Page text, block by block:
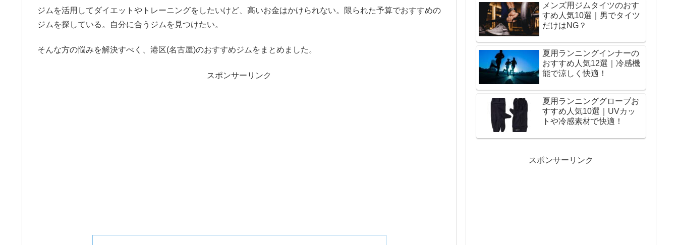
ジムを活用してダイエットやトレーニングをしたいけど、高いお金はかけられない。限られた予算でおすすめの
ジムを探している。自分に合うジムを見つけたい。
そんな方の悩みを解決すべく、港区(名古屋)のおすすめジムをまとめました。
スポンサーリンク
メンズ用ジムタイツのおす
すめ人気10選｜男でタイツ
だけはNG？
夏用ランニングインナーの
おすすめ人気12選｜冷感機
能で涼しく快適！
夏用ランニンググローブお
すすめ人気10選｜UVカッ
トや冷感素材で快適！
スポンサーリンク